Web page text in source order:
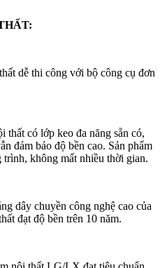
dễ thi công với bộ công cụ đơn
thất có lớp keo đa năng sẵn có,
đảm bảo độ bền cao. Sản phẩm
không mất nhiều thời gian.
dây chuyền công nghệ cao của
đạt độ bền trên 10 năm.